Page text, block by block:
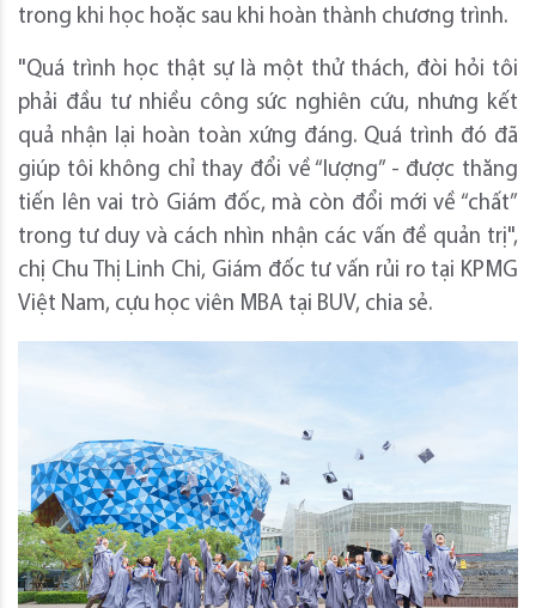
trong khi học hoặc sau khi hoàn thành chương trình.
"Quá trình học thật sự là một thử thách, đòi hỏi tôi
phải đầu tư nhiều công sức nghiên cứu, nhưng kết
quả nhận lại hoàn toàn xứng đáng. Quá trình đó đã
giúp tôi không chỉ thay đổi về “lượng” - được thăng
tiến lên vai trò Giám đốc, mà còn đổi mới về “chất”
trong tư duy và cách nhìn nhận các vấn đề quản trị",
chị Chu Thị Linh Chi, Giám đốc tư vấn rủi ro tại KPMG
Việt Nam, cựu học viên MBA tại BUV, chia sẻ.